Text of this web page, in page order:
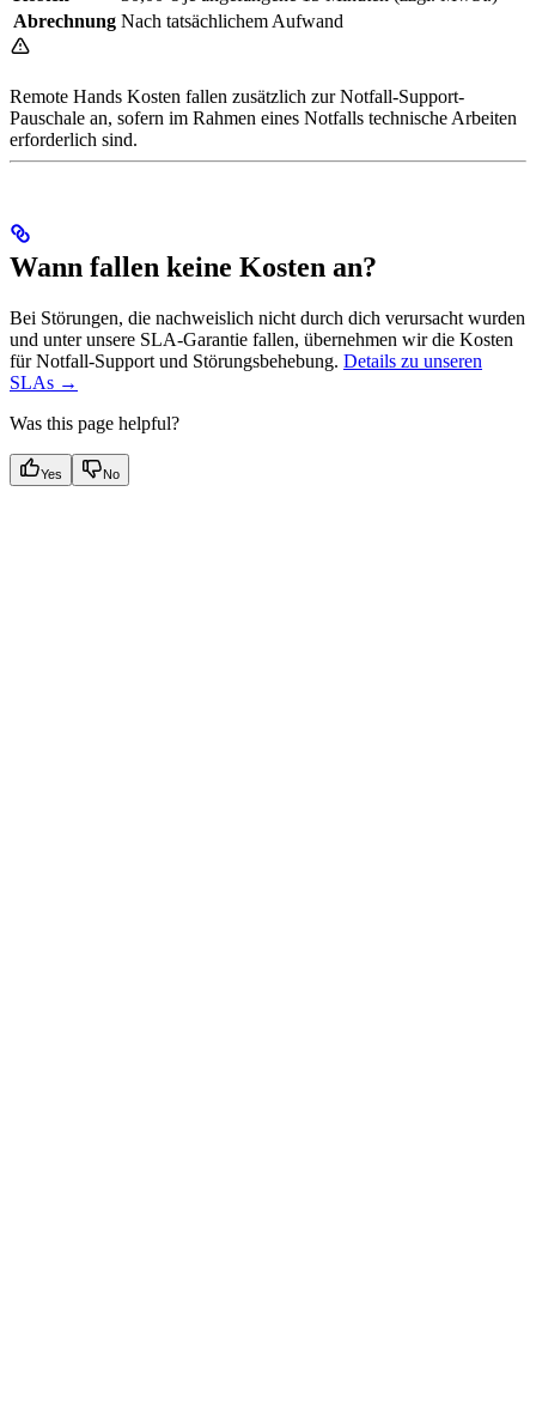
Abrechnung Nach tatsächlichem Aufwand
Remote Hands Kosten fallen zusätzlich zur Notfall-Support-
Pauschale an, sofern im Rahmen eines Notfalls technische Arbeiten
erforderlich sind.
Wann fallen keine Kosten an?
Bei Störungen, die nachweislich nicht durch dich verursacht wurden
und unter unsere SLA-Garantie fallen, übernehmen wir die Kosten
für Notfall-Support und Störungsbehebung. Details zu unseren
SLAs →
Was this page helpful?
Yes No